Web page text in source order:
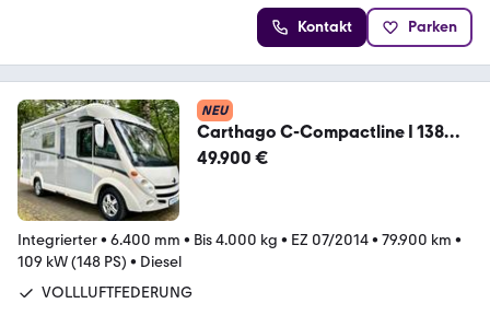
Kontakt Parken
NEU
Carthago C-Compactline I 138
*VOLLLUFTFAHRWERK*TV*SOLAR
49.900 €
Integrierter• 6.400 mm • Bis 4.000 kg • EZ 07/2014• 79.900 km •
109 kW (148 PS) • Diesel
VOLLLUFTFEDERUNG